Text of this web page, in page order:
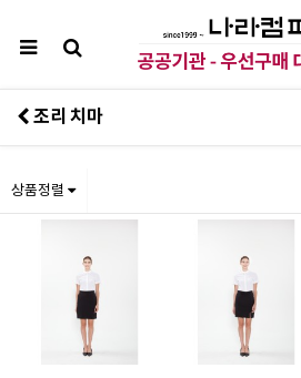
조리 치마
상품정렬